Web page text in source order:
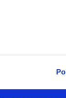
MORE INFO